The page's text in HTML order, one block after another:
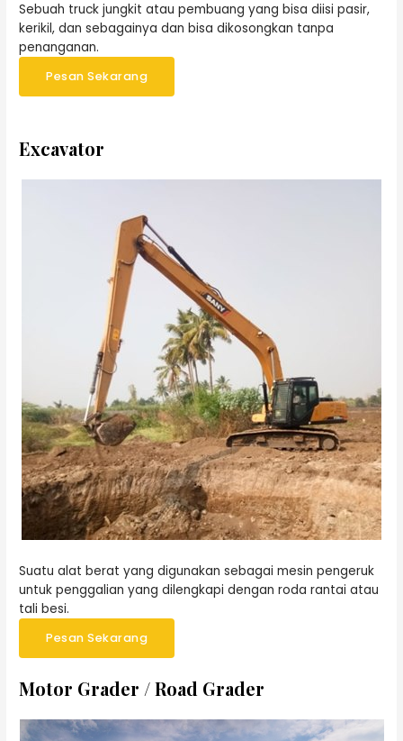
Sebuah truck jungkit atau pembuang yang bisa diisi pasir,
kerikil, dan sebagainya dan bisa dikosongkan tanpa
penanganan.
Pesan Sekarang
Excavator
Suatu alat berat yang digunakan sebagai mesin pengeruk
untuk penggalian yang dilengkapi dengan roda rantai atau
tali besi.
Pesan Sekarang
Motor Grader / Road Grader